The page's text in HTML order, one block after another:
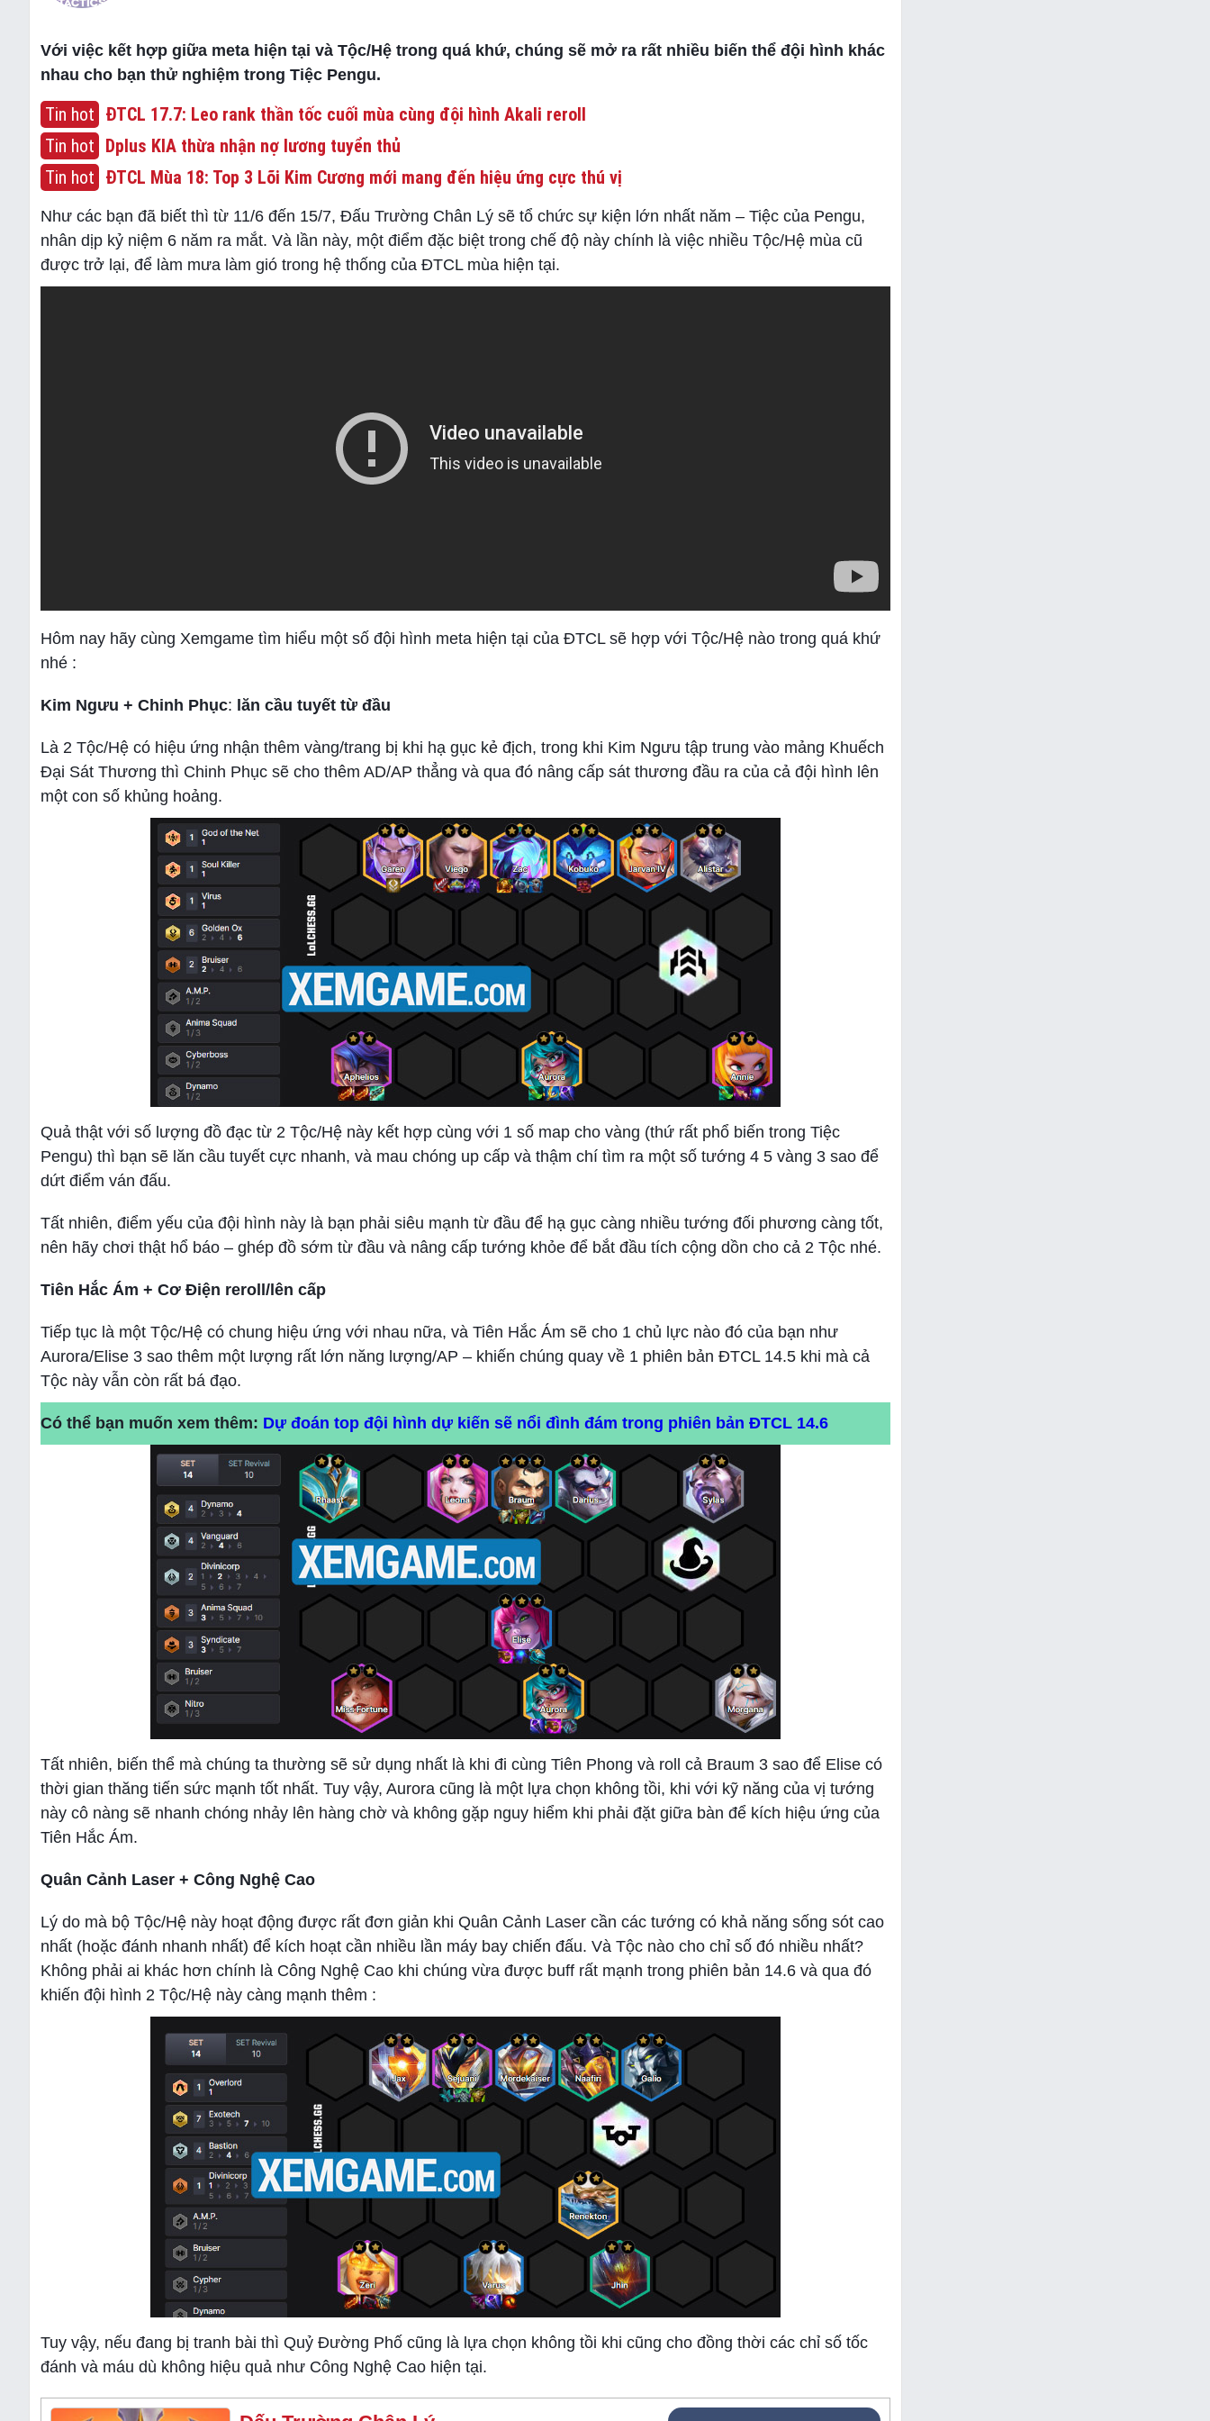
Với việc kết hợp giữa meta hiện tại và Tộc/Hệ trong quá khứ, chúng sẽ mở ra rất nhiều biến thể đội hình khác
nhau cho bạn thử nghiệm trong Tiệc Pengu.
Tin hot ĐTCL 17.7: Leo rank thần tốc cuối mùa cùng đội hình Akali reroll
Tin hot Dplus KIA thừa nhận nợ lương tuyển thủ
Tin hot ĐTCL Mùa 18: Top 3 Lõi Kim Cương mới mang đến hiệu ứng cực thú vị
Như các bạn đã biết thì từ 11/6 đến 15/7, Đấu Trường Chân Lý sẽ tổ chức sự kiện lớn nhất năm – Tiệc của Pengu,
nhân dịp kỷ niệm 6 năm ra mắt. Và lần này, một điểm đặc biệt trong chế độ này chính là việc nhiều Tộc/Hệ mùa cũ
được trở lại, để làm mưa làm gió trong hệ thống của ĐTCL mùa hiện tại.
Hôm nay hãy cùng Xemgame tìm hiểu một số đội hình meta hiện tại của ĐTCL sẽ hợp với Tộc/Hệ nào trong quá khứ
nhé :
Kim Ngưu + Chinh Phục: lăn cầu tuyết từ đầu
Là 2 Tộc/Hệ có hiệu ứng nhận thêm vàng/trang bị khi hạ gục kẻ địch, trong khi Kim Ngưu tập trung vào mảng Khuếch
Đại Sát Thương thì Chinh Phục sẽ cho thêm AD/AP thẳng và qua đó nâng cấp sát thương đầu ra của cả đội hình lên
một con số khủng hoảng.
Quả thật với số lượng đồ đạc từ 2 Tộc/Hệ này kết hợp cùng với 1 số map cho vàng (thứ rất phổ biến trong Tiệc
Pengu) thì bạn sẽ lăn cầu tuyết cực nhanh, và mau chóng up cấp và thậm chí tìm ra một số tướng 4 5 vàng 3 sao để
dứt điểm ván đấu.
Tất nhiên, điểm yếu của đội hình này là bạn phải siêu mạnh từ đầu để hạ gục càng nhiều tướng đối phương càng tốt,
nên hãy chơi thật hổ báo – ghép đồ sớm từ đầu và nâng cấp tướng khỏe để bắt đầu tích cộng dồn cho cả 2 Tộc nhé.
Tiên Hắc Ám + Cơ Điện reroll/lên cấp
Tiếp tục là một Tộc/Hệ có chung hiệu ứng với nhau nữa, và Tiên Hắc Ám sẽ cho 1 chủ lực nào đó của bạn như
Aurora/Elise 3 sao thêm một lượng rất lớn năng lượng/AP – khiến chúng quay về 1 phiên bản ĐTCL 14.5 khi mà cả
Tộc này vẫn còn rất bá đạo.
Có thể bạn muốn xem thêm: Dự đoán top đội hình dự kiến sẽ nổi đình đám trong phiên bản ĐTCL 14.6
Tất nhiên, biến thể mà chúng ta thường sẽ sử dụng nhất là khi đi cùng Tiên Phong và roll cả Braum 3 sao để Elise có
thời gian thăng tiến sức mạnh tốt nhất. Tuy vậy, Aurora cũng là một lựa chọn không tồi, khi với kỹ năng của vị tướng
này cô nàng sẽ nhanh chóng nhảy lên hàng chờ và không gặp nguy hiểm khi phải đặt giữa bàn để kích hiệu ứng của
Tiên Hắc Ám.
Quân Cảnh Laser + Công Nghệ Cao
Lý do mà bộ Tộc/Hệ này hoạt động được rất đơn giản khi Quân Cảnh Laser cần các tướng có khả năng sống sót cao
nhất (hoặc đánh nhanh nhất) để kích hoạt cần nhiều lần máy bay chiến đấu. Và Tộc nào cho chỉ số đó nhiều nhất?
Không phải ai khác hơn chính là Công Nghệ Cao khi chúng vừa được buff rất mạnh trong phiên bản 14.6 và qua đó
khiến đội hình 2 Tộc/Hệ này càng mạnh thêm :
Tuy vậy, nếu đang bị tranh bài thì Quỷ Đường Phố cũng là lựa chọn không tồi khi cũng cho đồng thời các chỉ số tốc
đánh và máu dù không hiệu quả như Công Nghệ Cao hiện tại.